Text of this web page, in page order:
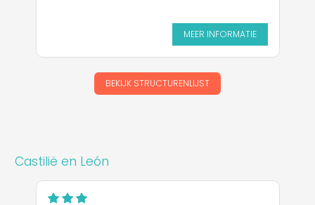
MEER INFORMATIE
BEKIJK STRUCTURENLIJST
Castilië en León